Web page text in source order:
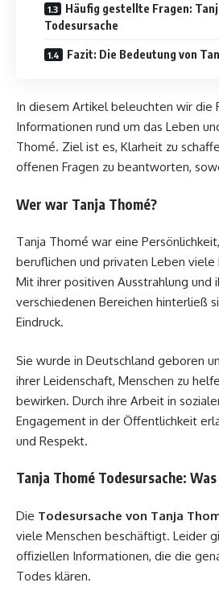
Häufig gestellte Fragen:
Todesursache
Fazit: Die Bedeutung von
In diesem Artikel beleuchten wir die
Informationen rund um das Leben
Thomé. Ziel ist es, Klarheit zu
offenen Fragen zu beantworten,
Wer war Tanja Thomé?
Tanja Thomé war eine
beruflichen und privaten Leben viele
Mit ihrer positiven Ausstrahlung und
verschiedenen Bereichen hinterließ
Eindruck.
Sie wurde in Deutschland geboren
ihrer Leidenschaft, Menschen zu
bewirken. Durch ihre Arbeit in
Engagement in der Öffentlichkeit
und Respekt.
Tanja Thomé Todesursache:
Die Todesursache von Tanja
viele Menschen beschäftigt. Leider
offiziellen Informationen, die die
Todes klären.